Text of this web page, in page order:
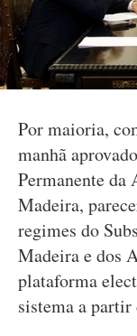
Por maioria,
manhã
Permanente da
Madeira,
regimes do
Madeira e dos
plataforma
sistema a partir